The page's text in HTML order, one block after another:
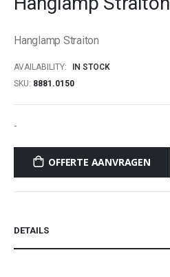
beginning
the
gallery
Hanglamp Straiton
AVAILABILITY:
IN STOCK
SKU 8881.0150
-
OFFERTE AANVRAGEN
DETAILS